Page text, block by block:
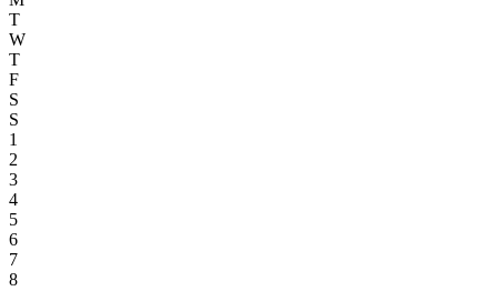
T
W
T
F
S
S
1
2
3
4
5
6
7
8